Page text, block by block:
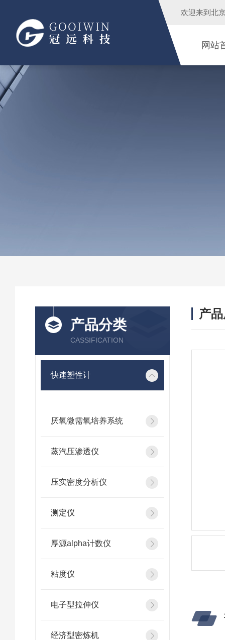
欢迎来到 北
网站
产品分类
CASSIFICATION
快速塑性计
厌氧微需氧培养系统
蒸汽压渗透仪
压实密度分析仪
测定仪
厚源alpha计数仪
粘度仪
电子型拉伸仪
经济型密炼机
产